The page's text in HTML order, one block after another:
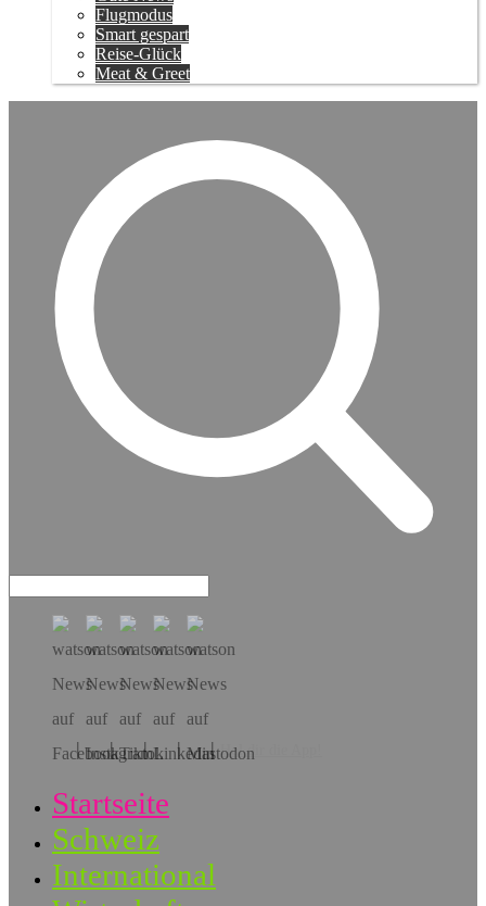
Flugmodus
Smart gespart
Reise-Glück
Meat & Greet
Hol dir die App!
Startseite
Schweiz
International